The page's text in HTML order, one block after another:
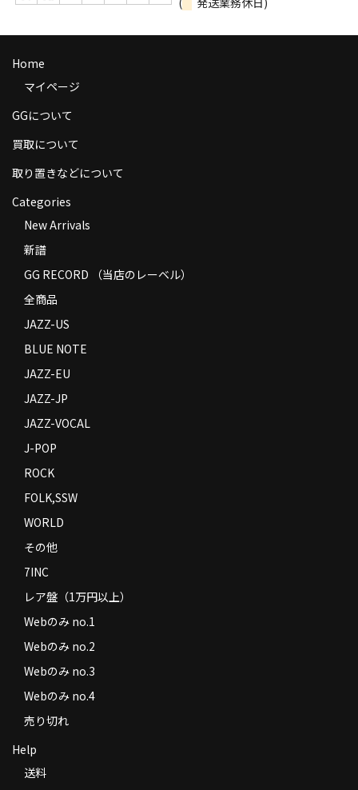
商品の発送
お支払い方法
Privacy Policy
特定商取引法に基づく表示
Home
マイページ
GGについて
買取について
取り置きなどについて
Categories
New Arrivals
新譜
GG RECORD （当店のレーベル）
全商品
JAZZ-US
BLUE NOTE
JAZZ-EU
JAZZ-JP
JAZZ-VOCAL
J-POP
ROCK
FOLK,SSW
WORLD
その他
7INC
レア盤（1万円以上）
Webのみ no.1
Webのみ no.2
Webのみ no.3
Webのみ no.4
売り切れ
Help
送料